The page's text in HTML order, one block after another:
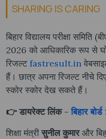
SHARING IS CARING
बिहार विद्यालय परीक्षा समिति
2026 को आधिकारिक रूप से
रिजल्टfastresult.in
हैं। छात्र अपना रिजल्ट नीचे
स्कोर स्कोर देख सकते हैं।
👉 डायरेक्ट लिंक -बिहार
शिक्षा मंत्रीसुनील कुमारऔर